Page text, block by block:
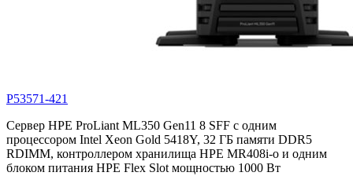
P53571-421
Сервер HPE ProLiant ML350 Gen11 8 SFF с одним
процессором Intel Xeon Gold 5418Y, 32 ГБ памяти DDR5
RDIMM, контроллером хранилища HPE MR408i-o и одним
блоком питания HPE Flex Slot мощностью 1000 Вт